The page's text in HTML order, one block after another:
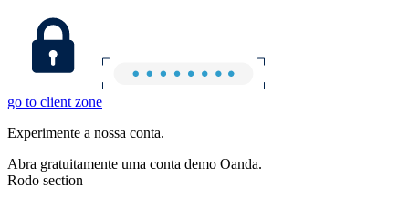
go to client zone
Experimente a nossa conta.
Abra gratuitamente uma conta demo Oanda.
Rodo section